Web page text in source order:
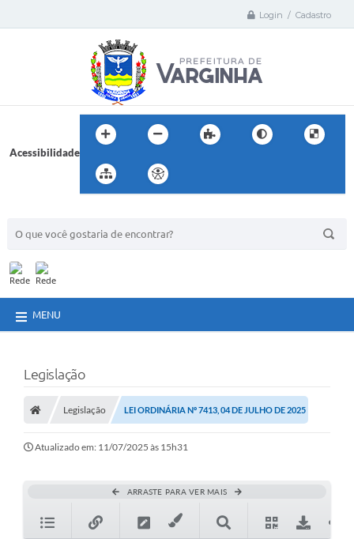
Login / Cadastro
Acessibilidade
MENU
Legislação
Legislação LEI ORDINÁRIA Nº 7413, 04 DE JULHO DE 2025
Atualizado em: 11/07/2025 às 15h31
ARRASTE PARA VER MAIS